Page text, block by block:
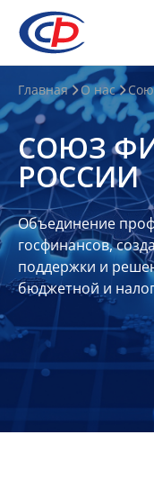
О
нас
О
СФР
Совет
Союза
Участники
Планы
отчеты
Контакты
Главная О нас
СОЮЗ
РОССИИ
Объединение
госфинансов,
поддержки и
бюджетной и